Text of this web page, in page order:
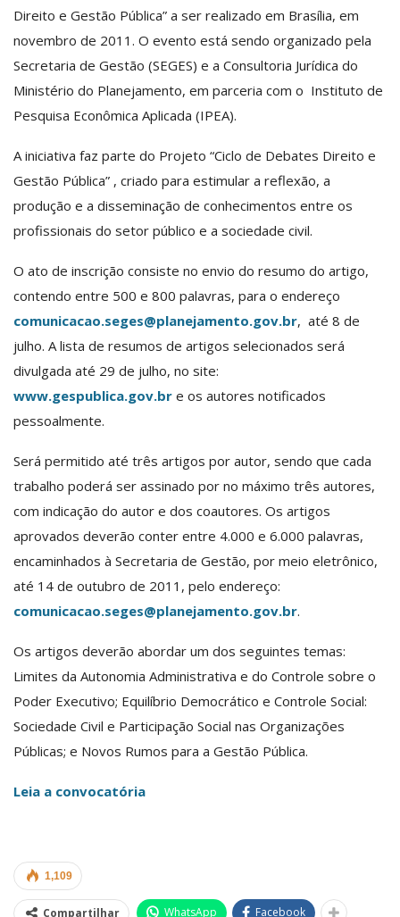
Direito e Gestão Pública” a ser realizado em Brasília, em
novembro de 2011. O evento está sendo organizado pela
Secretaria de Gestão (SEGES) e a Consultoria Jurídica do
Ministério do Planejamento, em parceria com o Instituto de
Pesquisa Econômica Aplicada (IPEA).
A iniciativa faz parte do Projeto “Ciclo de Debates Direito e
Gestão Pública” , criado para estimular a reflexão, a
produção e a disseminação de conhecimentos entre os
profissionais do setor público e a sociedade civil.
O ato de inscrição consiste no envio do resumo do artigo,
contendo entre 500 e 800 palavras, para o endereço
comunicacao.seges@planejamento.gov.br, até 8 de
julho. A lista de resumos de artigos selecionados será
divulgada até 29 de julho, no site:
www.gespublica.gov.br e os autores notificados
pessoalmente.
Será permitido até três artigos por autor, sendo que cada
trabalho poderá ser assinado por no máximo três autores,
com indicação do autor e dos coautores. Os artigos
aprovados deverão conter entre 4.000 e 6.000 palavras,
encaminhados à Secretaria de Gestão, por meio eletrônico,
até 14 de outubro de 2011, pelo endereço:
comunicacao.seges@planejamento.gov.br.
Os artigos deverão abordar um dos seguintes temas:
Limites da Autonomia Administrativa e do Controle sobre o
Poder Executivo; Equilíbrio Democrático e Controle Social:
Sociedade Civil e Participação Social nas Organizações
Públicas; e Novos Rumos para a Gestão Pública.
Leia a convocatória
1,109
Compartilhar WhatsApp Facebook